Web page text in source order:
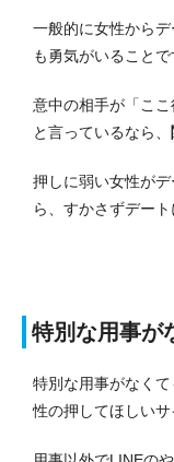
一般的に女性から
も勇気がいることで
意中の相手が「ここ
と言っているなら、
押しに弱い女性が
ら、すかさずデート
特別な用事が
特別な用事がなく
性の押してほしいサ